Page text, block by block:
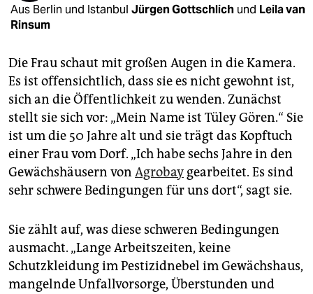
unterstützen
genossenschaft
epaper login
Aus Berlin und Istanbul Jürgen Gottschlich und Leila van
Rinsum
Die Frau schaut mit großen Augen in die Kamera.
Es ist offensichtlich, dass sie es nicht gewohnt ist,
sich an die Öffentlichkeit zu wenden. Zunächst
stellt sie sich vor: „Mein Name ist Tüley Gören.“ Sie
ist um die 50 Jahre alt und sie trägt das Kopftuch
einer Frau vom Dorf. „Ich habe sechs Jahre in den
Gewächshäusern von Agrobay gearbeitet. Es sind
sehr schwere Bedingungen für uns dort“, sagt sie.
Sie zählt auf, was diese schweren Bedingungen
ausmacht. „Lange Arbeitszeiten, keine
Schutzkleidung im Pestizidnebel im Gewächshaus,
mangelnde Unfallvorsorge, Überstunden und